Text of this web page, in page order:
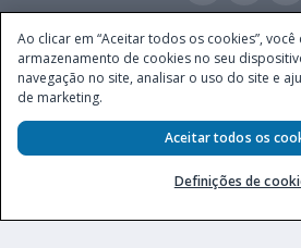
Este site é operado pela Ventmear Brasil LTDA
endereço na Avenida Brigadeiro Faria Lima, nº
Município de São Paulo, Estado de São Paulo,
autorizada a operar apostas de quota fixa
Secretaria de Prêmios e Apostas do Ministério da
247, de 07.02.2025, publicada no
Ao clicar em “Aceitar todos os cookies”,
armazenamento de cookies no seu
navegação no site, analisar o uso do site e
de marketing.
Definições de
Aceitar todos os